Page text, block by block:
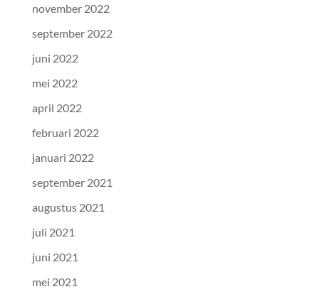
november 2022
september 2022
juni 2022
mei 2022
april 2022
februari 2022
januari 2022
september 2021
augustus 2021
juli 2021
juni 2021
mei 2021